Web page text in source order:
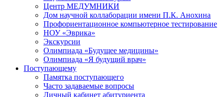
Центр МЕДУМНИКИ
Дом научной коллаборации имени П.К. Анохина
Профориентационное компьютерное тестирование
НОУ «Эврика»
Экскурсии
Олимпиада «Будущее медицины»
Олимпиада «Я будущий врач»
Поступающему
Памятка поступающего
Часто задаваемые вопросы
Личный кабинет абитуриента